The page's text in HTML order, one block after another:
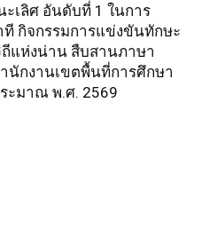
ะเลิศ อันดับที่ 1 ในการ
กิจกรรมการแข่งขันทักษะ
ถีแห่งน่าน สืบสานภาษา
นักงานเขตพื้นที่การศึกษา
ะมาณ พ.ศ. 2569